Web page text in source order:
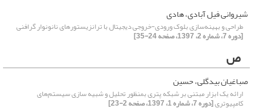
شیروانی فیل آبادی، هادی
طراحی و بهینه‌سازی بلوک ورودی-خروجی دیجیتال با ترانزیستورهای نانونوار گرافنی
[دوره 7، شماره 2، 1397، صفحه 24-35]
ص
صباغیان بیدگلی، حسین
ارائه یک ابزار مبتنی بر شبکه پتری بمنظور تحلیل و شبیه سازی سیستم‌های
کامپیوتری[دوره 7، شماره 1، 1397، صفحه 2-23]